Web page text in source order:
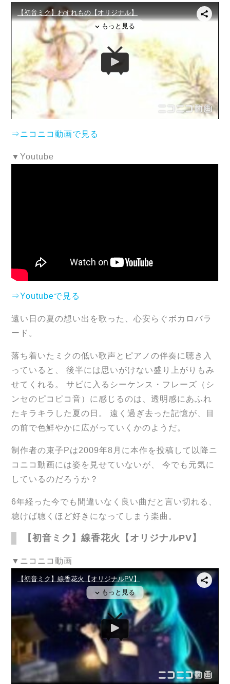
⇒ニコニコ動画で見る
▼Youtube
⇒Youtubeで見る
遠い日の夏の想い出を歌った、心安らぐボカロバラ
ード。
落ち着いたミクの低い歌声とピアノの伴奏に聴き入
っていると、 後半には思いがけない盛り上がりもみ
せてくれる。 サビに入るシーケンス・フレーズ（シ
ンセのピコピコ音）に感じるのは、透明感にあふれ
たキラキラした夏の日。 遠く過ぎ去った記憶が、目
の前で色鮮やかに広がっていくかのようだ。
制作者の束子Pは2009年8月に本作を投稿して以降ニ
コニコ動画には姿を見せていないが、 今でも元気に
しているのだろうか？
6年経った今でも間違いなく良い曲だと言い切れる、
聴けば聴くほど好きになってしまう楽曲。
【初音ミク】線香花火【オリジナルPV】
▼ニコニコ動画